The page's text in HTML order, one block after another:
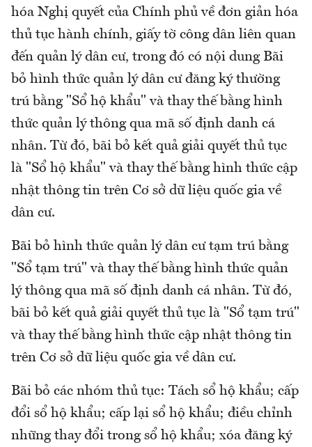
hóa Nghị quyết của Chính phủ về đơn giản hóa
thủ tục hành chính, giấy tờ công dân liên quan
đến quản lý dân cư, trong đó có nội dung Bãi
bỏ hình thức quản lý dân cư đăng ký thường
trú bằng "Sổ hộ khẩu" và thay thế bằng hình
thức quản lý thông qua mã số định danh cá
nhân. Từ đó, bãi bỏ kết quả giải quyết thủ tục
là "Sổ hộ khẩu" và thay thế bằng hình thức cập
nhật thông tin trên Cơ sở dữ liệu quốc gia về
dân cư.
Bãi bỏ hình thức quản lý dân cư tạm trú bằng
"Sổ tạm trú" và thay thế bằng hình thức quản
lý thông qua mã số định danh cá nhân. Từ đó,
bãi bỏ kết quả giải quyết thủ tục là "Sổ tạm trú"
và thay thế bằng hình thức cập nhật thông tin
trên Cơ sở dữ liệu quốc gia về dân cư.
Bãi bỏ các nhóm thủ tục: Tách sổ hộ khẩu; cấp
đổi sổ hộ khẩu; cấp lại sổ hộ khẩu; điều chỉnh
những thay đổi trong sổ hộ khẩu; xóa đăng ký